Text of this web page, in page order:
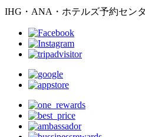
IHG・ANA・ホテルズ予約セン